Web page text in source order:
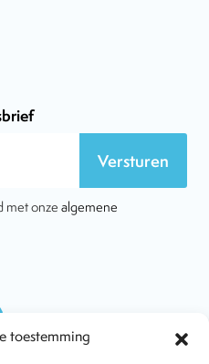
toestemming
Versturen
met onze algemene